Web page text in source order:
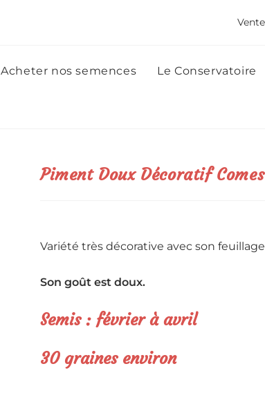
Acheter nos semences Le Conservatoire
Piment Doux Décoratif
Variété très décorative avec son
Son goût est doux.
Semis : février à avril
30graines environ